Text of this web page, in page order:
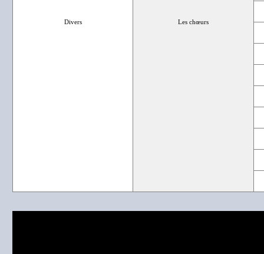
Divers Les chœurs